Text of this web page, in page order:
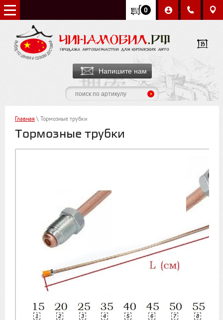
0
Напишите нам
Главная \ Тормозные трубки
Тормозные трубки
1 2 3 4 5 6 7 8